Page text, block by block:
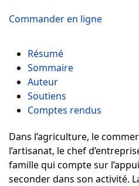
Commander en ligne
Résumé
Sommaire
Auteur
Soutiens
Comptes rendus
Dans l’agriculture, le
l’artisanat, le chef
famille qui compte sur
seconder dans son activité.